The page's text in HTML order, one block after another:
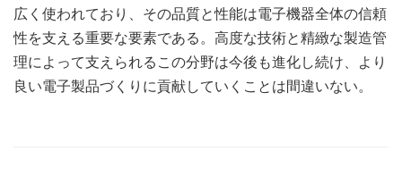
広く使われており、その品質と性能は電子機器全体の信頼
性を支える重要な要素である。高度な技術と精緻な製造管
理によって支えられるこの分野は今後も進化し続け、より
良い電子製品づくりに貢献していくことは間違いない。